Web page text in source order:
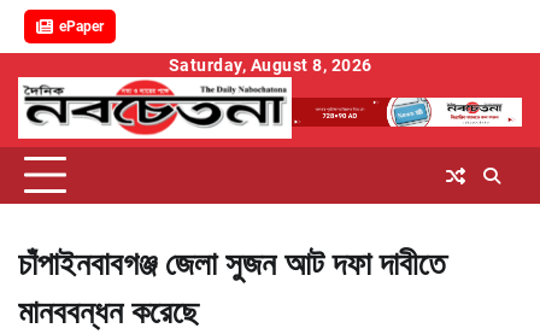
ePaper
content
Saturday, August 8, 2026
চাঁপাইনবাবগঞ্জ জেলা সুজন আট দফা দাবীতে
মানববন্ধন করেছে